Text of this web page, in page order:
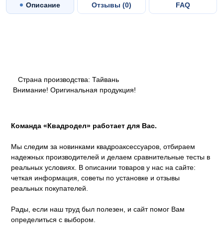
Описание Отзывы (0) FAQ
Страна производства: Тайвань
Внимание! Оригинальная продукция!
Команда «Квадродел» работает для Вас.
Мы следим за новинками квадроаксессуаров, отбираем
надежных производителей и делаем сравнительные тесты в
реальных условиях. В описании товаров у нас на сайте:
четкая информация, советы по установке и отзывы
реальных покупателей.
Рады, если наш труд был полезен, и сайт помог Вам
определиться с выбором.